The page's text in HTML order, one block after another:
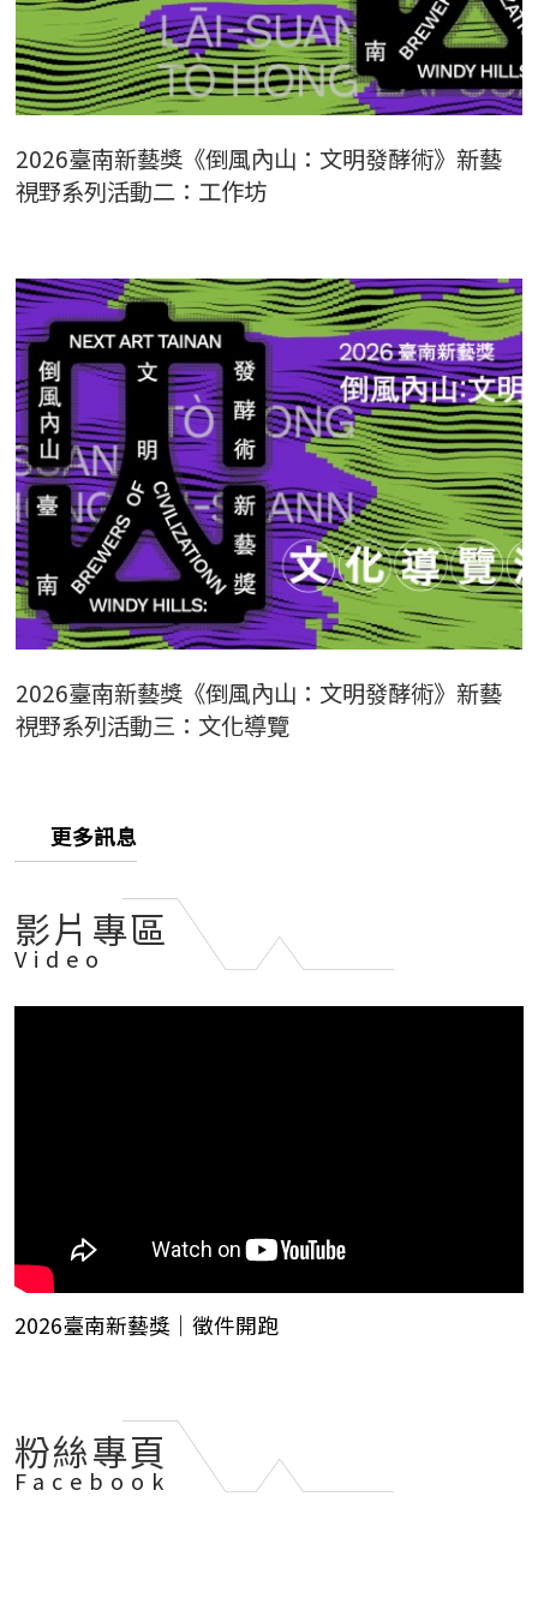
2026臺南新藝獎《倒風內山：文明發酵術》新藝
視野系列活動二：工作坊
2026臺南新藝獎《倒風內山：文明發酵術》新藝
視野系列活動三：文化導覽
更多訊息
影片專區
Video
2026臺南新藝獎｜徵件開跑
粉絲專頁
Facebook